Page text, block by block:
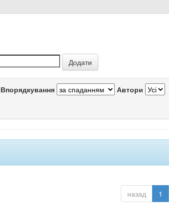
Впорядкування Автори
назад 1